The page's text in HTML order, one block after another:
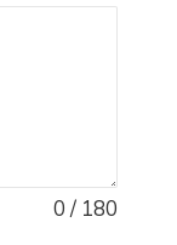
0 / 180